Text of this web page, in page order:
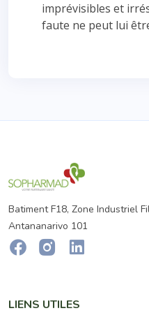
imprévisibles et
faute ne peut lui
Batiment F18, Zone Industriel
Antananarivo 101
LIENS UTILES